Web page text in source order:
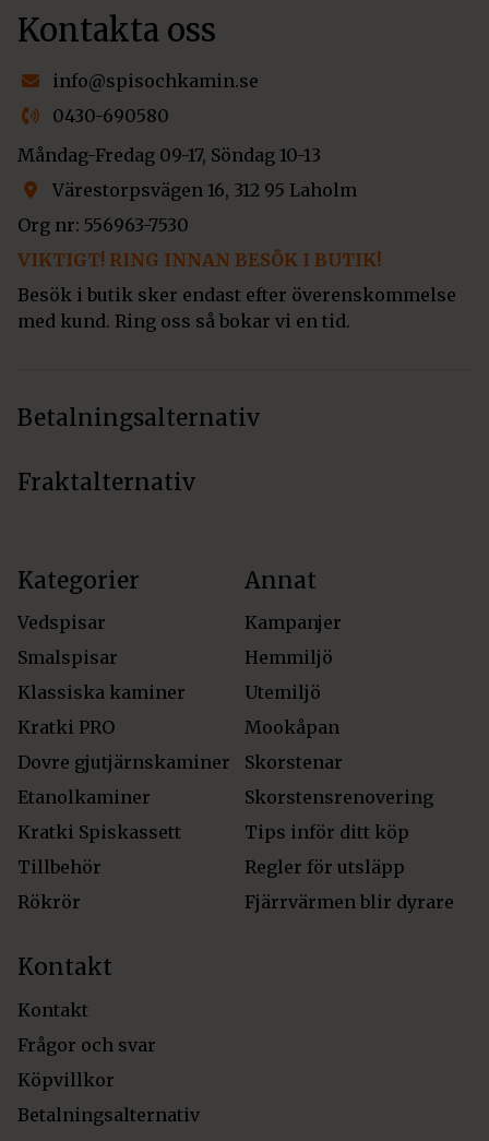
Kontakta oss
info@spisochkamin.se
0430-690580
Måndag-Fredag 09-17, Söndag 10-13
Värestorpsvägen 16, 312 95 Laholm
Org nr: 556963-7530
VIKTIGT! RING INNAN BESÖK I BUTIK!
Besök i butik sker endast efter överenskommelse
med kund. Ring oss så bokar vi en tid.
Betalningsalternativ
Fraktalternativ
Kategorier
Vedspisar
Smalspisar
Klassiska kaminer
Kratki PRO
Dovre gjutjärnskaminer
Etanolkaminer
Kratki Spiskassett
Tillbehör
Rökrör
Annat
Kampanjer
Hemmiljö
Utemiljö
Mookåpan
Skorstenar
Skorstensrenovering
Tips inför ditt köp
Regler för utsläpp
Fjärrvärmen blir dyrare
Kontakt
Kontakt
Frågor och svar
Köpvillkor
Betalningsalternativ